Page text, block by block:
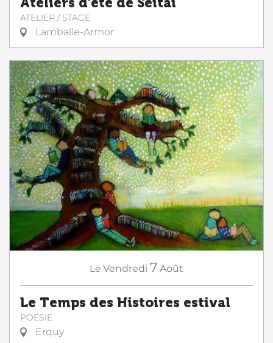
ATELIER / STAGE
Lamballe-Armor
Le Vendredi 7 Août
Le Temps des Histoires estival
POÉSIE
Erquy